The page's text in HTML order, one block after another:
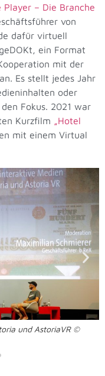
– Die Branche
von
dafür virtuell
ein Format
mit der
Es stellt jedes Jahr
oder
Fokus. 2021 war
Kurzfilm „Hotel
mit einem Virtual
und AstoriaVR ©